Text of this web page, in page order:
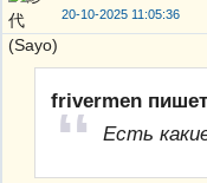
20-10-2025 11:05:36
frivermen
Есть